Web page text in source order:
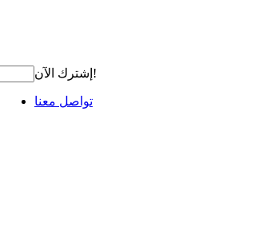
إشترك الآن!
تواصل معنا